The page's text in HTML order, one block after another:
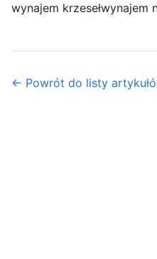
wynajem krzesełwynajem
← Powrót do listy